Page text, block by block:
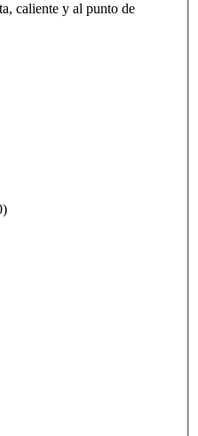
caliente y al punto de
)